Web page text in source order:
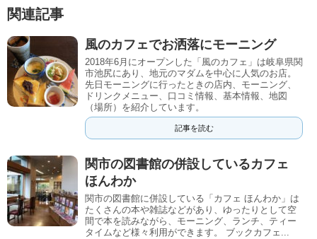
関連記事
風のカフェでお洒落にモーニング
2018年6月にオープンした「風のカフェ」は岐阜県関
市池尻にあり、地元のマダムを中心に人気のお店。
先日モーニングに行ったときの店内、モーニング、
ドリンクメニュー、口コミ情報、基本情報、地図
（場所）を紹介しています。
記事を読む
関市の図書館の併設しているカフェ
ほんわか
関市の図書館に併設している「カフェ ほんわか」は
たくさんの本や雑誌などがあり、ゆったりとして空
間で本を読みながら、モーニング、ランチ、ティー
タイムなど様々利用ができます。 ブックカフェ...